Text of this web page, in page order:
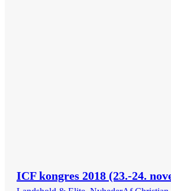
ICF kongres 2018 (23.-24.